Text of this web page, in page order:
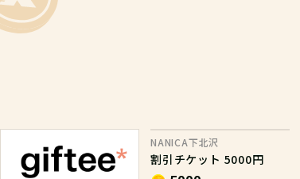
NANICA下北沢
割引チケット 5000円